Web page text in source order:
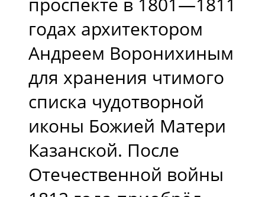
годах архитектором
Андреем Воронихиным
для хранения чтимого
списка чудотворной
иконы Божией Матери
Казанской. После
Отечественной войны